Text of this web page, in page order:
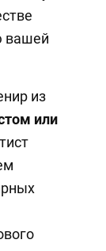
вашей
из
или